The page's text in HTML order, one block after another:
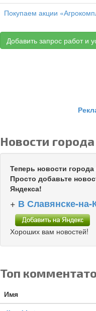
Покупаем акции
Добавить запрос работ и
Новости
Теперь новости
Просто добавьте
Яндекса!
+ В Славянске-на-
Хороших вам новостей!
Топ
Имя